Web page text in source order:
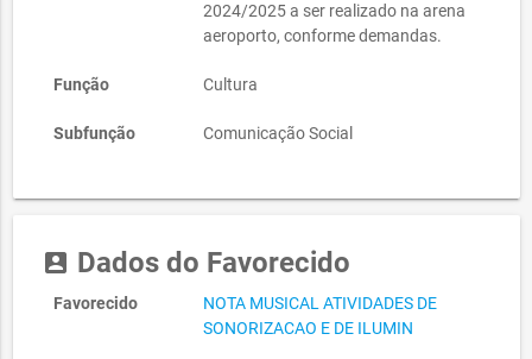
2024/2025 a ser realizado na arena
aeroporto, conforme demandas.
Função Cultura
Subfunção Comunicação Social
account_box Dados do Favorecido
Favorecido
NOTA MUSICAL ATIVIDADES DE
SONORIZACAO E DE ILUMIN